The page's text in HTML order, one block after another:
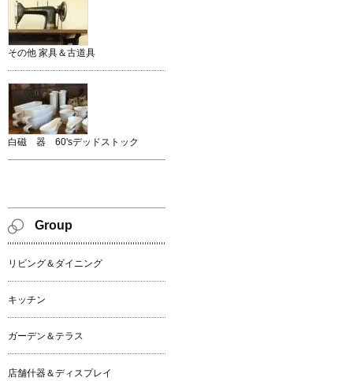
その他 家具＆古道具
白磁 器 60'sデッドストック
Group
リビング＆ダイニング
キッチン
ガーデン＆テラス
店舗什器＆ディスプレイ